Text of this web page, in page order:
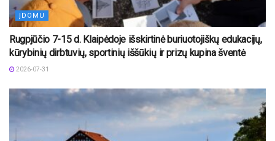
ĮDOMU
Rugpjūčio 7-15 d. Klaipėdoje išskirtinė buriuotojiškų edukacijų,
kūrybinių dirbtuvių, sportinių iššūkių ir prizų kupina šventė
2026-07-31